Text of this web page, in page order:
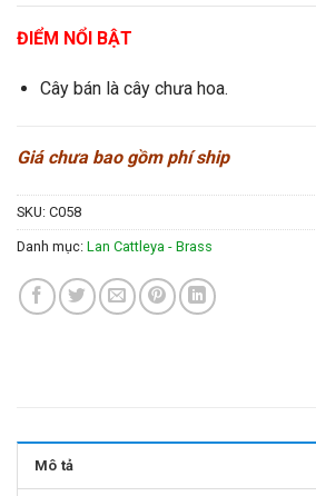
ĐIỂM NỔI BẬT
Cây bán là cây chưa hoa.
Giá chưa bao gồm phí ship
SKU: C058
Danh mục: Lan Cattleya - Brass
Mô tả